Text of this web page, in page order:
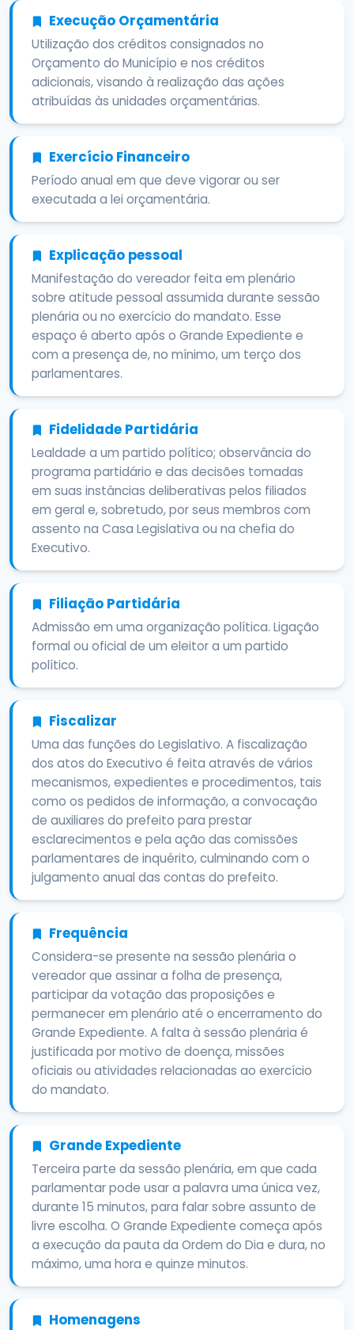
Execução Orçamentária
Utilização dos créditos consignados no
Orçamento do Município e nos créditos
adicionais, visando à realização das ações
atribuídas às unidades orçamentárias.
Exercício Financeiro
Período anual em que deve vigorar ou ser
executada a lei orçamentária.
Explicação pessoal
Manifestação do vereador feita em plenário
sobre atitude pessoal assumida durante sessão
plenária ou no exercício do mandato. Esse
espaço é aberto após o Grande Expediente e
com a presença de, no mínimo, um terço dos
parlamentares.
Fidelidade Partidária
Lealdade a um partido político; observância do
programa partidário e das decisões tomadas
em suas instâncias deliberativas pelos filiados
em geral e, sobretudo, por seus membros com
assento na Casa Legislativa ou na chefia do
Executivo.
Filiação Partidária
Admissão em uma organização política. Ligação
formal ou oficial de um eleitor a um partido
político.
Fiscalizar
Uma das funções do Legislativo. A fiscalização
dos atos do Executivo é feita através de vários
mecanismos, expedientes e procedimentos, tais
como os pedidos de informação, a convocação
de auxiliares do prefeito para prestar
esclarecimentos e pela ação das comissões
parlamentares de inquérito, culminando com o
julgamento anual das contas do prefeito.
Frequência
Considera-se presente na sessão plenária o
vereador que assinar a folha de presença,
participar da votação das proposições e
permanecer em plenário até o encerramento do
Grande Expediente. A falta à sessão plenária é
justificada por motivo de doença, missões
oficiais ou atividades relacionadas ao exercício
do mandato.
Grande Expediente
Terceira parte da sessão plenária, em que cada
parlamentar pode usar a palavra uma única vez,
durante 15 minutos, para falar sobre assunto de
livre escolha. O Grande Expediente começa após
a execução da pauta da Ordem do Dia e dura, no
máximo, uma hora e quinze minutos.
Homenagens